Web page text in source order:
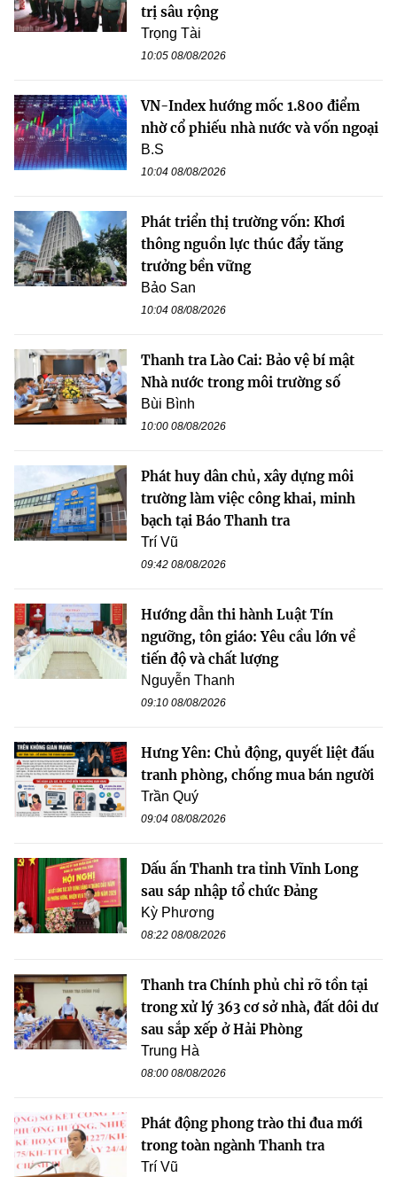
trị sâu rộng
Trọng Tài
10:05 08/08/2026
VN-Index hướng mốc 1.800 điểm
nhờ cổ phiếu nhà nước và vốn ngoại
B.S
10:04 08/08/2026
Phát triển thị trường vốn: Khơi
thông nguồn lực thúc đẩy tăng
trưởng bền vững
Bảo San
10:04 08/08/2026
Thanh tra Lào Cai: Bảo vệ bí mật
Nhà nước trong môi trường số
Bùi Bình
10:00 08/08/2026
Phát huy dân chủ, xây dựng môi
trường làm việc công khai, minh
bạch tại Báo Thanh tra
Trí Vũ
09:42 08/08/2026
Hướng dẫn thi hành Luật Tín
ngưỡng, tôn giáo: Yêu cầu lớn về
tiến độ và chất lượng
Nguyễn Thanh
09:10 08/08/2026
Hưng Yên: Chủ động, quyết liệt đấu
tranh phòng, chống mua bán người
Trần Quý
09:04 08/08/2026
Dấu ấn Thanh tra tỉnh Vĩnh Long
sau sáp nhập tổ chức Đảng
Kỳ Phương
08:22 08/08/2026
Thanh tra Chính phủ chỉ rõ tồn tại
trong xử lý 363 cơ sở nhà, đất dôi dư
sau sắp xếp ở Hải Phòng
Trung Hà
08:00 08/08/2026
Phát động phong trào thi đua mới
trong toàn ngành Thanh tra
Trí Vũ